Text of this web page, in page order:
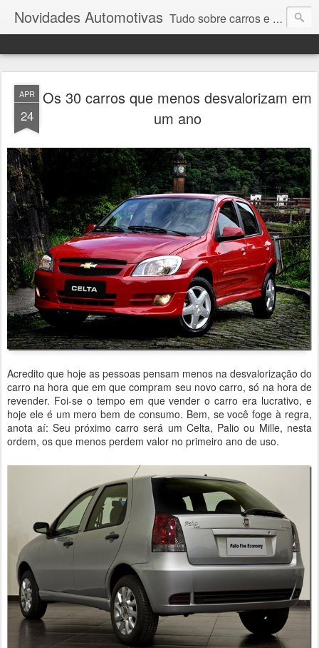
Novidades Automotivas Tudo sobre carros e motores
APR
24
Os 30 carros que menos desvalorizam em
um ano
Acredito que hoje as pessoas pensam menos na desvalorização do
carro na hora que em que compram seu novo carro, só na hora de
revender. Foi-se o tempo em que vender o carro era lucrativo, e
hoje ele é um mero bem de consumo. Bem, se você foge à regra,
anota aí: Seu próximo carro será um Celta, Palio ou Mille, nesta
ordem, os que menos perdem valor no primeiro ano de uso.